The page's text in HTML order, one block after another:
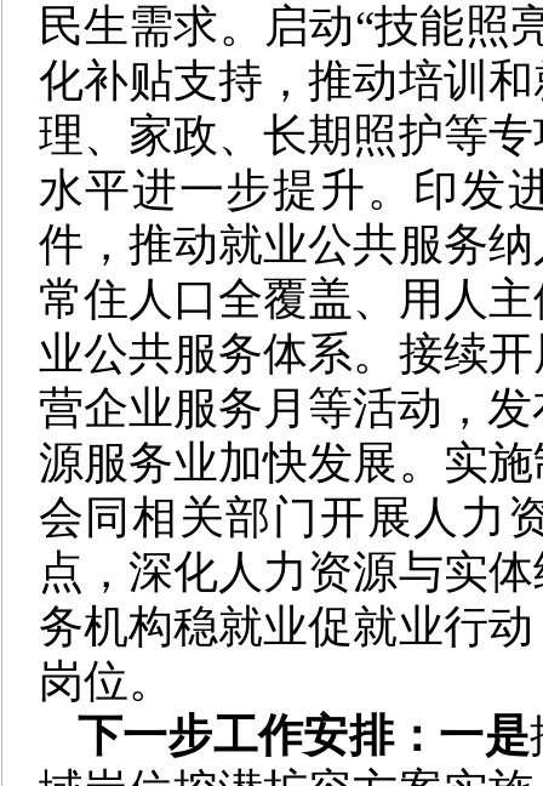
民生需求。启动“技能照
化补贴支持，推动培训
理、家政、长期照护等
水平进一步提升。印发
件，推动就业公共服务
常住人口全覆盖、用人
业公共服务体系。接续
营企业服务月等活动，
源服务业加快发展。实
会同相关部门开展人力
点，深化人力资源与实
务机构稳就业促就业行
岗位。
下一步工作安排：一是